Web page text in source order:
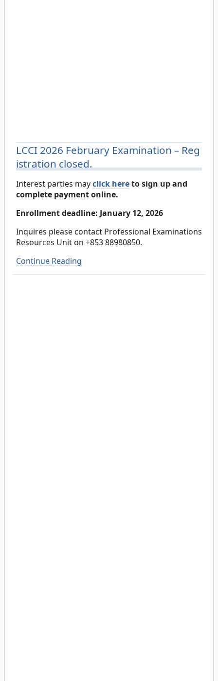
LCCI 2026 February Examination – Reg
istration closed.
Interest parties mayclick hereto sign up and
complete payment online.
Enrollment deadline: January 12, 2026
Inquires please contact Professional Examinations
Resources Unit on +853 88980850.
Continue Reading